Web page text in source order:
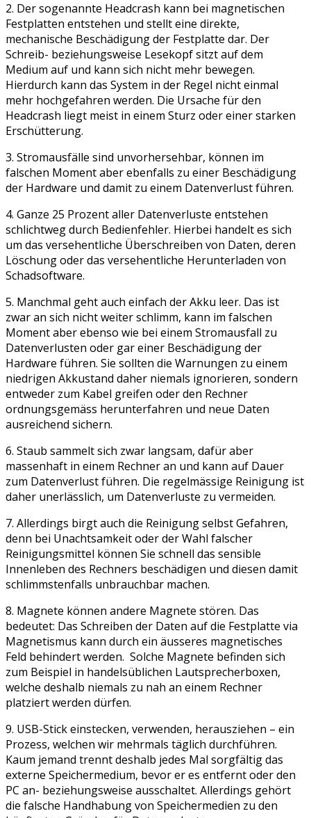
2. Der sogenannte Headcrash kann bei magnetischen
Festplatten entstehen und stellt eine direkte,
mechanische Beschädigung der Festplatte dar. Der
Schreib- beziehungsweise Lesekopf sitzt auf dem
Medium auf und kann sich nicht mehr bewegen.
Hierdurch kann das System in der Regel nicht einmal
mehr hochgefahren werden. Die Ursache für den
Headcrash liegt meist in einem Sturz oder einer starken
Erschütterung.
3. Stromausfälle sind unvorhersehbar, können im
falschen Moment aber ebenfalls zu einer Beschädigung
der Hardware und damit zu einem Datenverlust führen.
4. Ganze 25 Prozent aller Datenverluste entstehen
schlichtweg durch Bedienfehler. Hierbei handelt es sich
um das versehentliche Überschreiben von Daten, deren
Löschung oder das versehentliche Herunterladen von
Schadsoftware.
5. Manchmal geht auch einfach der Akku leer. Das ist
zwar an sich nicht weiter schlimm, kann im falschen
Moment aber ebenso wie bei einem Stromausfall zu
Datenverlusten oder gar einer Beschädigung der
Hardware führen. Sie sollten die Warnungen zu einem
niedrigen Akkustand daher niemals ignorieren, sondern
entweder zum Kabel greifen oder den Rechner
ordnungsgemäss herunterfahren und neue Daten
ausreichend sichern.
6. Staub sammelt sich zwar langsam, dafür aber
massenhaft in einem Rechner an und kann auf Dauer
zum Datenverlust führen. Die regelmässige Reinigung ist
daher unerlässlich, um Datenverluste zu vermeiden.
7. Allerdings birgt auch die Reinigung selbst Gefahren,
denn bei Unachtsamkeit oder der Wahl falscher
Reinigungsmittel können Sie schnell das sensible
Innenleben des Rechners beschädigen und diesen damit
schlimmstenfalls unbrauchbar machen.
8. Magnete können andere Magnete stören. Das
bedeutet: Das Schreiben der Daten auf die Festplatte via
Magnetismus kann durch ein äusseres magnetisches
Feld behindert werden. Solche Magnete befinden sich
zum Beispiel in handelsüblichen Lautsprecherboxen,
welche deshalb niemals zu nah an einem Rechner
platziert werden dürfen.
9. USB-Stick einstecken, verwenden, herausziehen – ein
Prozess, welchen wir mehrmals täglich durchführen.
Kaum jemand trennt deshalb jedes Mal sorgfältig das
externe Speichermedium, bevor er es entfernt oder den
PC an- beziehungsweise ausschaltet. Allerdings gehört
die falsche Handhabung von Speichermedien zu den